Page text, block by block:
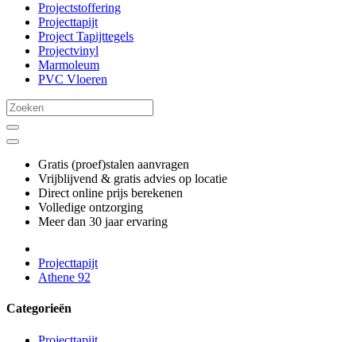
Projectstoffering
Projecttapijt
Project Tapijttegels
Projectvinyl
Marmoleum
PVC Vloeren
Gratis (proef)stalen aanvragen
Vrijblijvend & gratis advies op locatie
Direct online prijs berekenen
Volledige ontzorging
Meer dan 30 jaar ervaring
Projecttapijt
Athene 92
Categorieën